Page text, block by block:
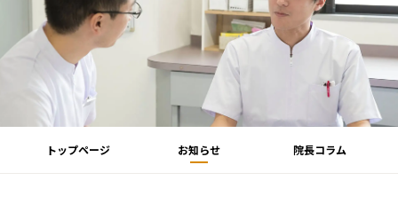
トップページ お知らせ 院長コラム